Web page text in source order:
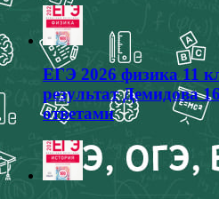
ЕГЭ 2026 физика 11
результат Демидова
ответами